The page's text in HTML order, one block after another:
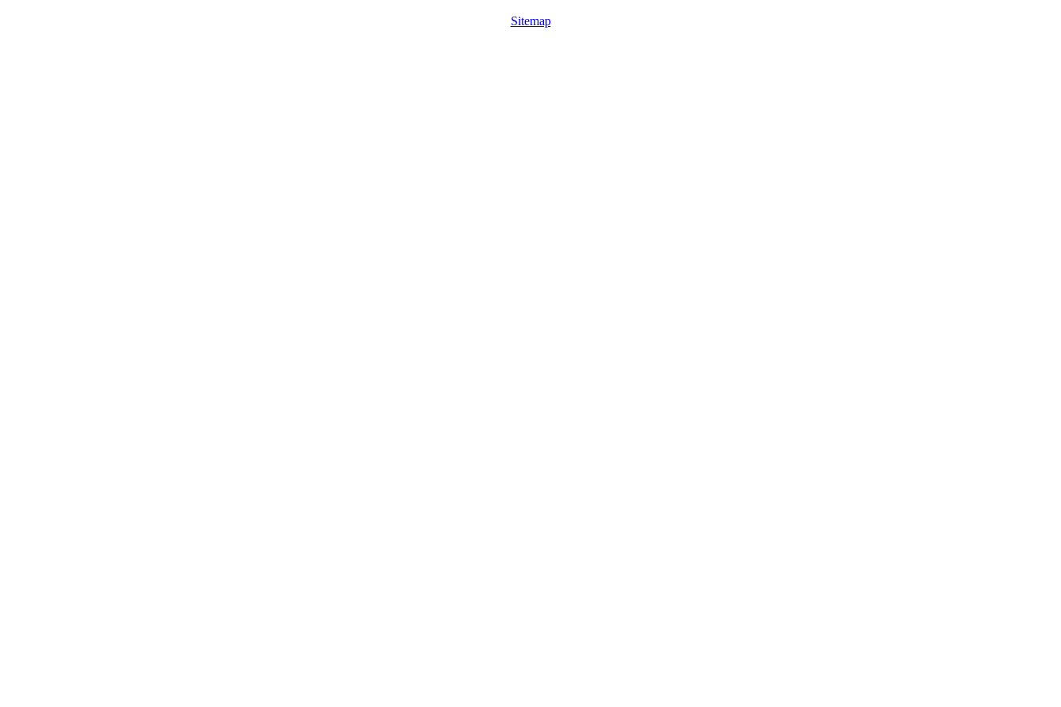
Sitemap